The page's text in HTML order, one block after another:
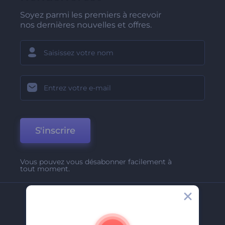
Soyez parmi les premiers à recevoir
nos dernières nouvelles et offres.
S'inscrire
Vous pouvez vous désabonner facilement à
tout moment.
A Propos De Nous